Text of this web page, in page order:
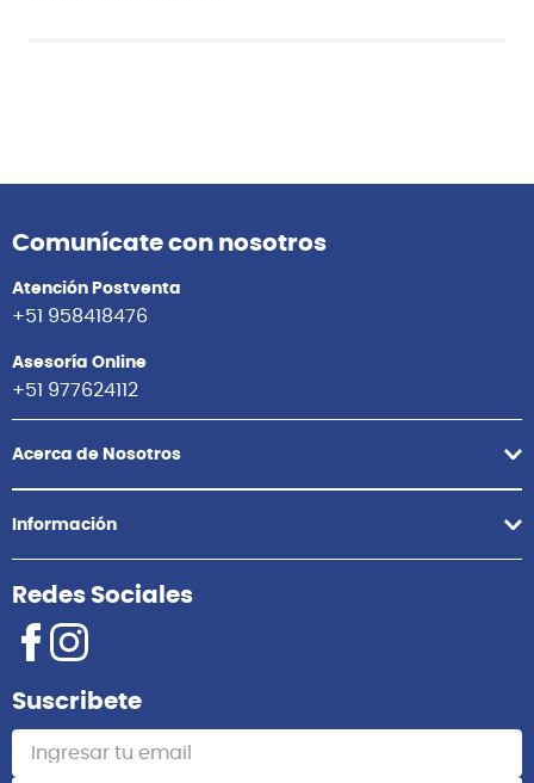
Comunícate con nosotros
Atención Postventa
+51 958418476
Asesoría Online
+51 977624112
Acerca de Nosotros
Información
Redes Sociales
Suscribete